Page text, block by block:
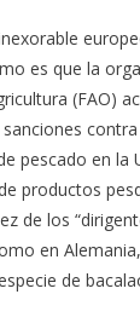
es que la
(FAO)
pescado en la
productos
de los
en
de